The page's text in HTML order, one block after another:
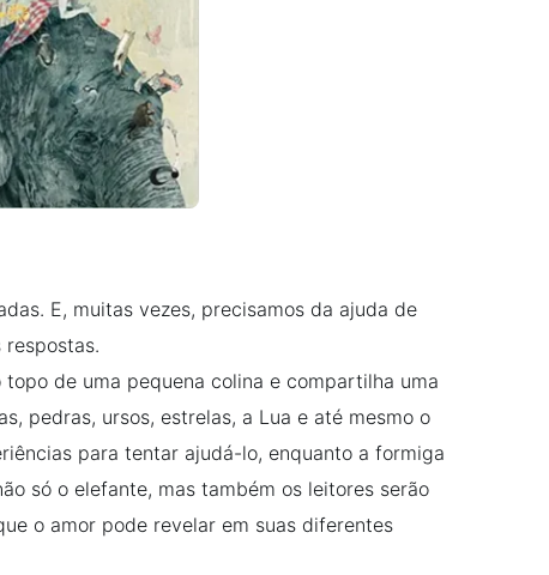
E, muitas vezes, precisamos da ajuda de
de uma pequena colina e compartilha uma
pedras, ursos, estrelas, a Lua e até mesmo o
para tentar ajudá-lo, enquanto a formiga
só o elefante, mas também os leitores serão
o amor pode revelar em suas diferentes